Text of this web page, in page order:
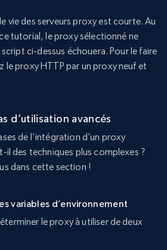
vie des serveurs proxy est courte. Au
tutorial, le proxy sélectionné ne
ci-dessus échouera. Pour le faire
le proxy HTTP par un proxy neuf et
d’utilisation avancés
de l’intégration d’un proxy
il des techniques plus complexes ?
dans cette section !
variables d’environnement
le proxy à utiliser de deux